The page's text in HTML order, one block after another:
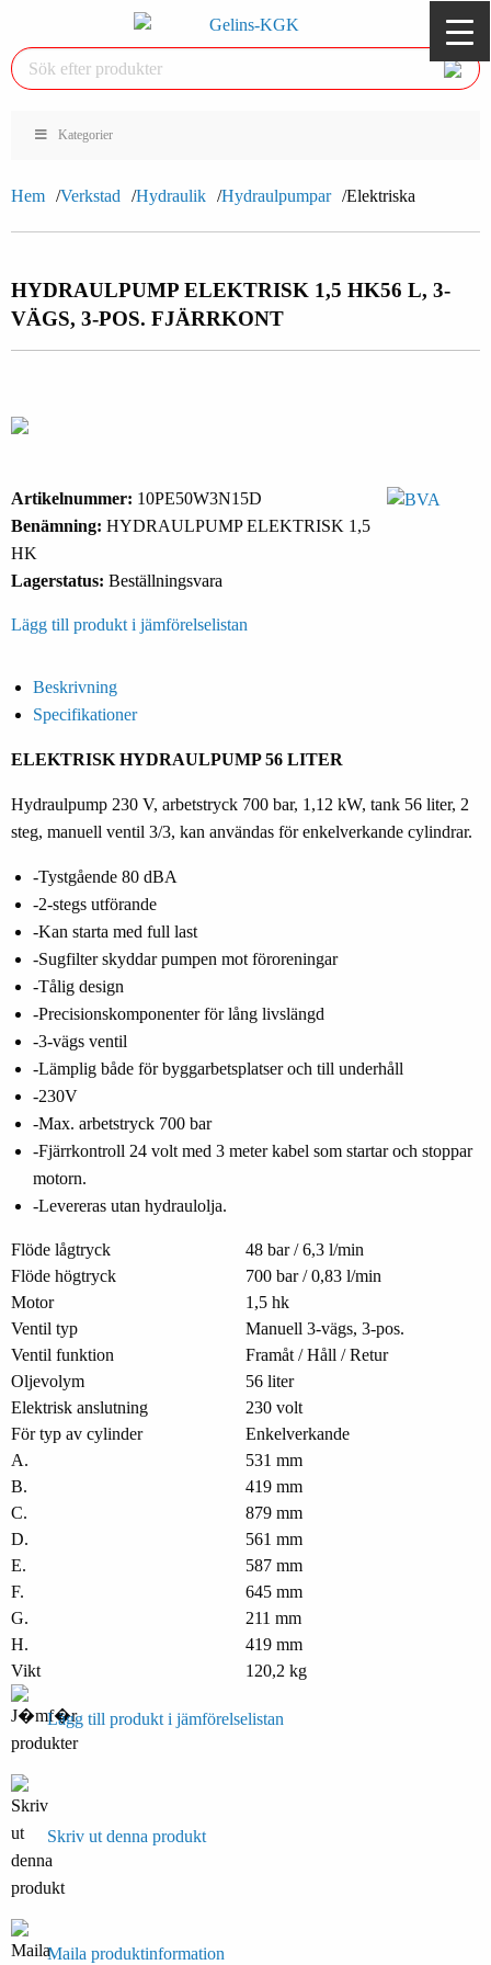
Kategorier
Hem Verkstad Hydraulik Hydraulpumpar Elektriska
HYDRAULPUMP ELEKTRISK 1,5 HK56 L, 3-
VÄGS, 3-POS. FJÄRRKONT
Artikelnummer: 10PE50W3N15D
Benämning: HYDRAULPUMP ELEKTRISK 1,5
HK
Lagerstatus: Beställningsvara
Lägg till produkt i jämförelselistan
Beskrivning
Specifikationer
ELEKTRISK HYDRAULPUMP 56 LITER
Hydraulpump 230 V, arbetstryck 700 bar, 1,12 kW, tank 56 liter, 2
steg, manuell ventil 3/3, kan användas för enkelverkande cylindrar.
-Tystgående 80 dBA
-2-stegs utförande
-Kan starta med full last
-Sugfilter skyddar pumpen mot föroreningar
-Tålig design
-Precisionskomponenter för lång livslängd
-3-vägs ventil
-Lämplig både för byggarbetsplatser och till underhåll
-230V
-Max. arbetstryck 700 bar
-Fjärrkontroll 24 volt med 3 meter kabel som startar och stoppar
motorn.
-Levereras utan hydraulolja.
Flöde lågtryck
48 bar / 6,3 l/min
Flöde högtryck
700 bar / 0,83 l/min
Motor
1,5 hk
Ventil typ
Manuell 3-vägs, 3-pos.
Ventil funktion
Framåt / Håll / Retur
Oljevolym
56 liter
Elektrisk anslutning
230 volt
För typ av cylinder
Enkelverkande
A.
531 mm
B.
419 mm
C.
879 mm
D.
561 mm
E.
587 mm
F.
645 mm
G.
211 mm
H.
419 mm
Vikt
120,2 kg
Lägg till produkt i jämförelselistan
Skriv ut denna produkt
Maila produktinformation